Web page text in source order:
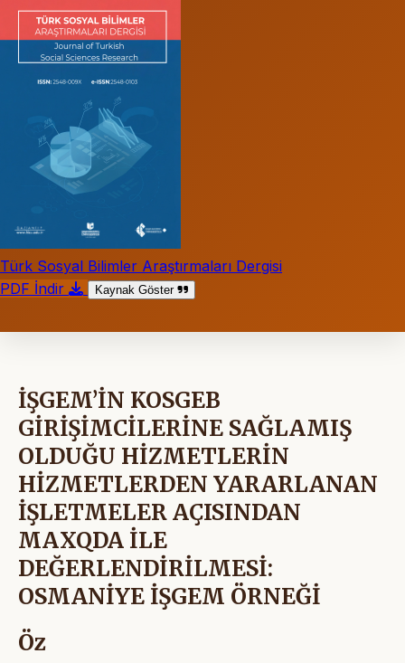
Türk Sosyal Bilimler Araştırmaları Dergisi
PDF İndir
Kaynak Göster
İŞGEM’İN KOSGEB
GİRİŞİMCİLERİNE SAĞLAMIŞ
OLDUĞU HİZMETLERİN
HİZMETLERDEN YARARLANAN
İŞLETMELER AÇISINDAN
MAXQDA İLE
DEĞERLENDİRİLMESİ:
OSMANİYE İŞGEM ÖRNEĞİ
Öz